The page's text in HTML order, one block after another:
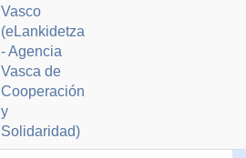
Vasco
(eLankidetza
- Agencia
Vasca de
Cooperación
y
Solidaridad)